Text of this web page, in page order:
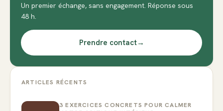
Un premier échange, sans engagement. Réponse sous
48 h.
Prendre contact→
ARTICLES RÉCENTS
3 EXERCICES CONCRETS POUR CALMER